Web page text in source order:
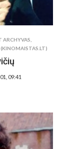
ARCHYVAS
09:41